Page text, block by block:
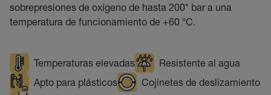
sobrepresiones de oxígeno de hasta 200* bar a una
temperatura de funcionamiento de +60 °C.
Temperaturas elevadas
Resistente al agua
Apto para plásticos
Cojinetes de deslizamiento